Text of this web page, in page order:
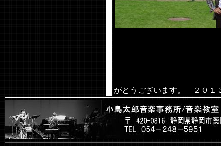
がとうございます。 ２０